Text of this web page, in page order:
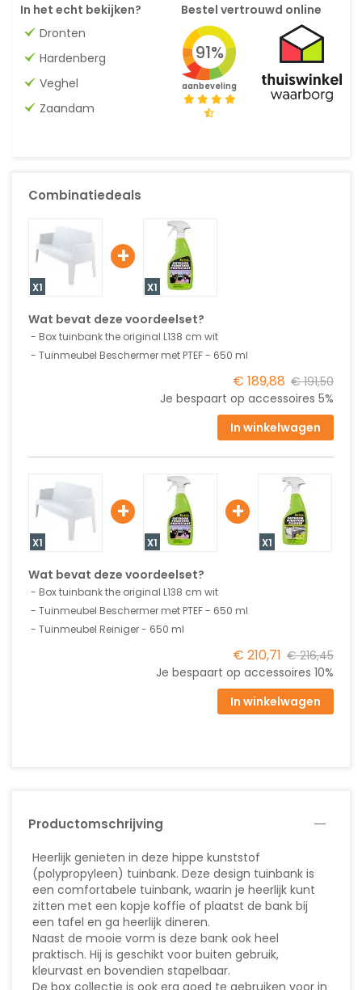
In het echt bekijken?
Dronten
Hardenberg
Veghel
Zaandam
Bestel vertrouwd online
91%
aanbeveling
Combinatiedeals
X1
+
X1
Wat bevat deze voordeelset?
Box tuinbank the original L138 cm wit
Tuinmeubel Beschermer met PTEF - 650 ml
€ 189,88 € 191,50
Je bespaart op accessoires 5%
In winkelwagen
X1
+
X1
+
X1
Wat bevat deze voordeelset?
Box tuinbank the original L138 cm wit
Tuinmeubel Beschermer met PTEF - 650 ml
Tuinmeubel Reiniger - 650 ml
€ 210,71 € 216,45
Je bespaart op accessoires 10%
In winkelwagen
Productomschrijving
Heerlijk genieten in deze hippe kunststof
(polypropyleen) tuinbank. Deze design tuinbank is
een comfortabele tuinbank, waarin je heerlijk kunt
zitten met een kopje koffie of plaatst de bank bij
een tafel en ga heerlijk dineren.
Naast de mooie vorm is deze bank ook heel
praktisch. Hij is geschikt voor buiten gebruik,
kleurvast en bovendien stapelbaar.
De box collectie is ook erg goed te gebruiken voor in